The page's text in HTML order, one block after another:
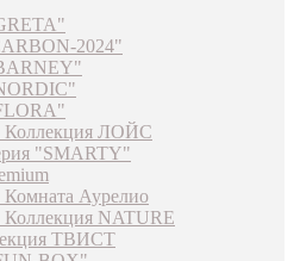
2024"
Коллекция ЛОЙС
"SMARTY"
Комната Аурелио
Коллекция NATURE
ТВИСТ